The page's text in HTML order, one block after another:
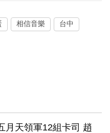
相信音樂 台中
月天領軍12組卡司 趙